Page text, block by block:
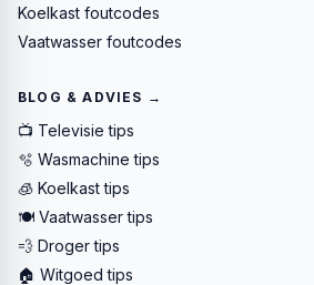
Koelkast foutcodes
Vaatwasser foutcodes
BLOG & ADVIES →
📺 Televisie tips
🫧 Wasmachine tips
🧊 Koelkast tips
🍽️ Vaatwasser tips
💨 Droger tips
🏠 Witgoed tips